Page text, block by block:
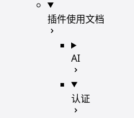
插件使用文档
AI
认证